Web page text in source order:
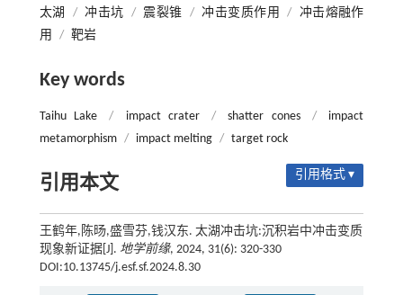
太湖 / 冲击坑 / 震裂锥 / 冲击变质作用 / 冲击熔融作
用
/ 靶岩
Key words
Taihu Lake / impact crater / shatter cones /
impact
metamorphism / impact melting / target rock
引用本文 引用格式 ▾
王鹤年,陈旸,盛雪芬,钱汉东. 太湖冲击坑:沉积岩中冲击变质
现象新证据[J]. 地学前缘, 2024, 31(6): 320-330
DOI:10.13745/j.esf.sf.2024.8.30